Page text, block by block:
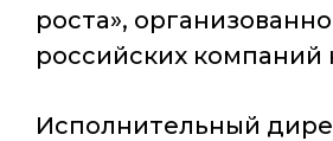
роста»,
российских
Исполнительный